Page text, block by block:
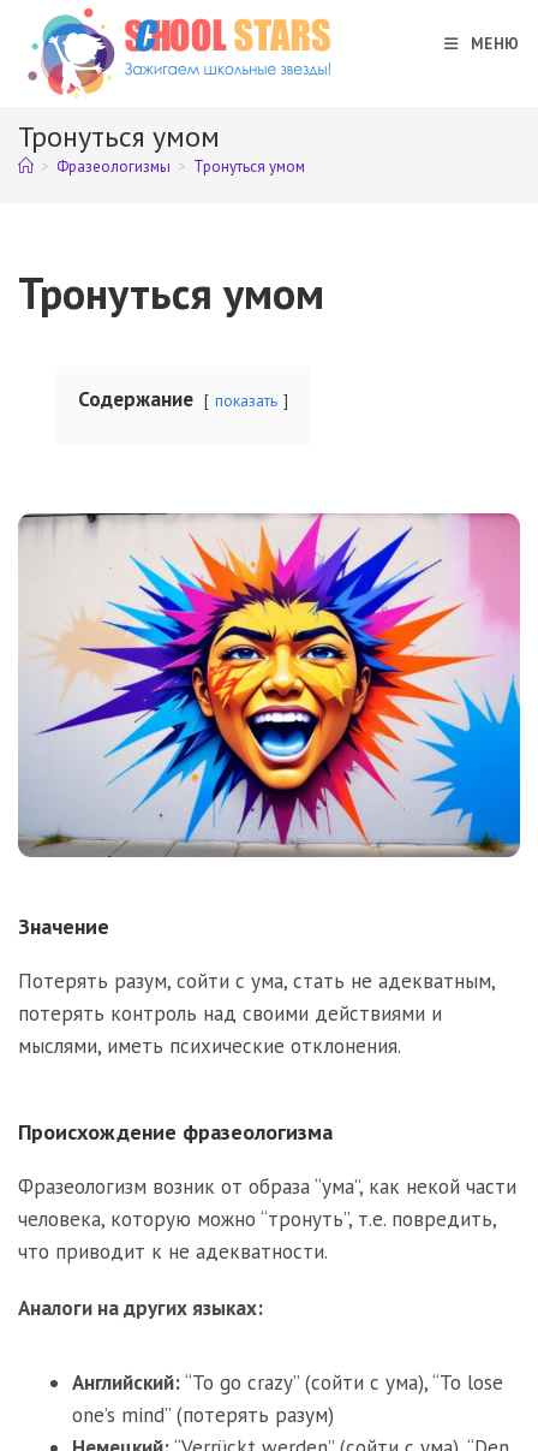
Перейти
содержимому
МЕНЮ
Тронуться умом
> Фразеологизмы > Тронуться умом
Тронуться умом
Содержание показать
Значение
Потерять разум, сойти с ума, стать не адекватным,
потерять контроль над своими действиями и
мыслями, иметь психические отклонения.
Происхождение фразеологизма
Фразеологизм возник от образа “ума”, как некой части
человека, которую можно “тронуть”, т.е. повредить,
что приводит к не адекватности.
Аналоги на других языках:
Английский:“To go crazy” (сойти с ума), “To lose
one’s mind” (потерять разум)